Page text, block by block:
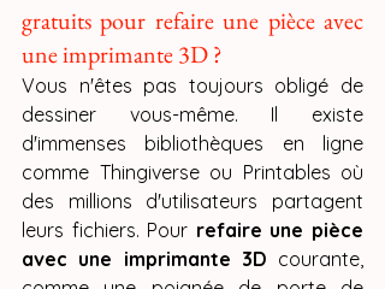
gratuits pour refaire une pièce avec
une imprimante 3D ?
Vous n'êtes pas toujours obligé de
dessiner vous-même. Il existe
d'immenses bibliothèques en ligne
comme Thingiverse ou Printables où
des millions d'utilisateurs partagent
leurs fichiers. Pour refaire une pièce
avec une imprimante 3D courante,